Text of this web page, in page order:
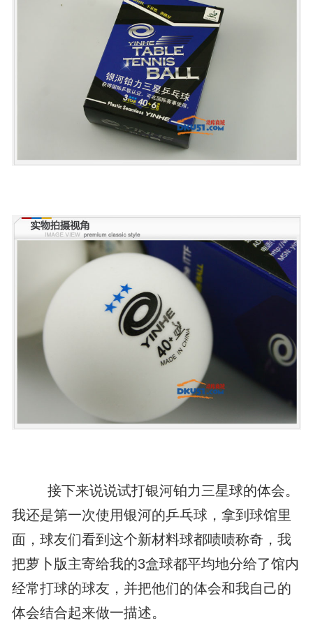
接下来说说试打银河铂力三星球的体会。
我还是第一次使用银河的乒乓球，拿到球馆里
面，球友们看到这个新材料球都啧啧称奇，我
把萝卜版主寄给我的3盒球都平均地分给了馆内
经常打球的球友，并把他们的体会和我自己的
体会结合起来做一描述。